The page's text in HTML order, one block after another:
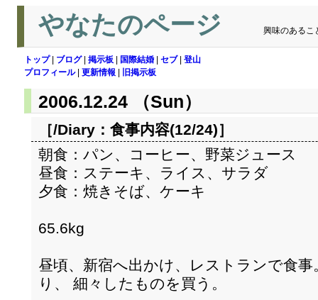
やなたのページ 興味のあるこ
トップ| ブログ| 掲示板 国際結婚 セブ| 登山
プロフィール| 更新情報 旧掲示板
2006.12.24 （Sun）
［/Diary： 食事内容(12/24)］
朝食：パン、コーヒー、野菜ジュース
昼食：ステーキ、ライス、サラダ
夕食：焼きそば、ケーキ
65.6kg
昼頃、新宿へ出かけ、レストランで食
り、 細々したものを買う。